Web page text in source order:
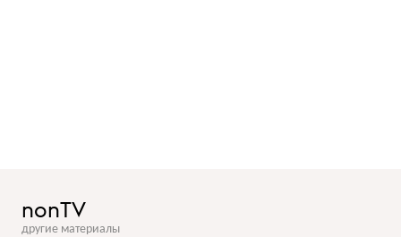
nonTV
другие материалы